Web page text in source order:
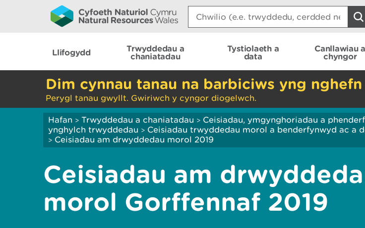
Search:
Llifogydd
Trwyddedau a
chaniatadau
Tystiolaeth a
data
Canllawiau a
chyngor
Dim cynnau tanau na barbiciws yng
Perygl tanau gwyllt. Gwiriwch y cyngor diogelwch.
Hafan > Trwyddedau a chaniatadau > Ceisiadau, ymgynghoriadau a
ynghylch trwyddedau > Ceisiadau trwyddedau morol a benderfynwyd ac a
> Ceisiadau am drwyddedau morol 2019
Ceisiadau am
morol Gorffennaf 2019